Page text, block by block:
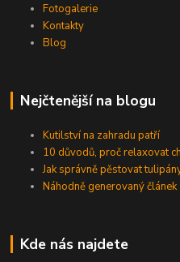
Fotogalerie
Kontakty
Blog
Nejčtenější na blogu
Kutilství na zahradu patří
10 důvodů, proč relaxovat
Jak správně pěstovat
Náhodně generovaný článek
Kde nás najdete